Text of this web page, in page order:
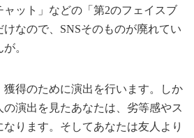
ット」などの「第2のフェイスブ
なので、SNSそのものが廃れてい
。
得のために演出を行います。しか
の演出を見たあなたは、劣等感やス
なります。そしてあなたは友人より